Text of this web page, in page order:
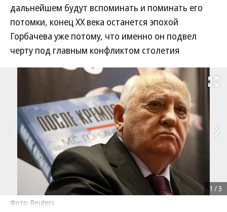
дальнейшем будут вспоминать и поминать его
потомки, конец XX века останется эпохой
Горбачева уже потому, что именно он подвел
черту под главным конфликтом столетия
Развернуть
Фото: Reuters
1 /3